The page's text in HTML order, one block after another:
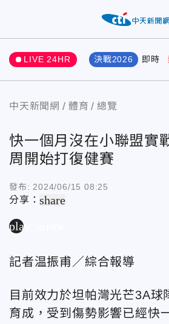
LIVE 24HR 決戰2026 即時
中天新聞網 體育 總覽
快一個月沒在小聯盟
周開始打復健賽
發布: 2024/06/15 08:25
分享：share
play_arrow
記者温振甫／綜合報導
目前效力於坦帕灣光芒3A球
育成，受到傷勢影響已經快